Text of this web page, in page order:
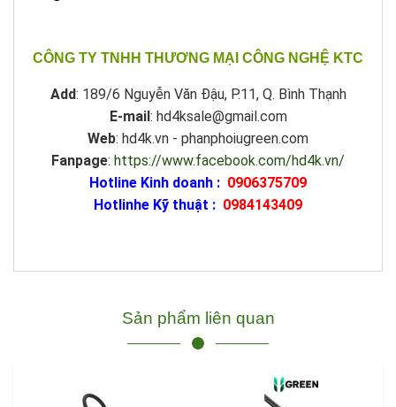
CÔNG TY TNHH THƯƠNG MẠI CÔNG NGHỆ KTC
Add: 189/6 Nguyễn Văn Đậu, P.11, Q. Bình Thạnh
E-mail: hd4ksale@gmail.com
Web: hd4k.vn - phanphoiugreen.com
Fanpage: https://www.facebook.com/hd4k.vn/
Hotline Kinh doanh : 0906375709
Hotlinhe Kỹ thuật : 0984143409
Sản phẩm liên quan